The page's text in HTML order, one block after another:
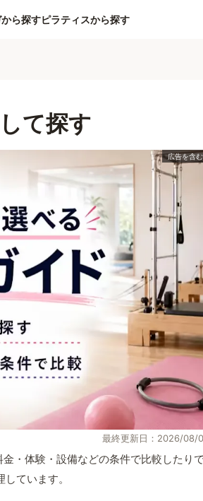
から探すピラティスから探す
て探す
最終更新日：2026/08/
・体験・設備などの条件で比較したり
ています。